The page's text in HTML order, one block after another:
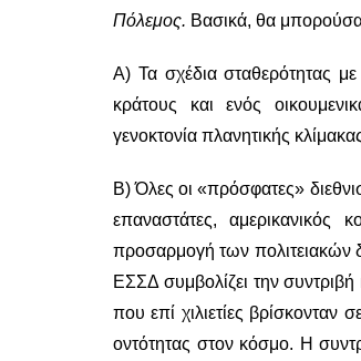
Πόλεμος. Βασικά, θα
Α) Τα σχέδια σταθερότητας
κράτους και ενός
γενοκτονία πλανητικής
Β) Όλες οι «πρόσφατες»
επαναστάτες, αμερικανικός
προσαρμογή των πολιτειακών
ΕΣΣΔ συμβολίζει την
που επί χιλιετίες βρίσκονταν
οντότητας στον κόσμο. Η